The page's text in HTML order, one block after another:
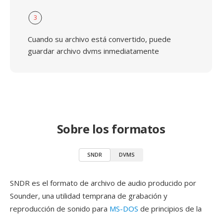
3
Cuando su archivo está convertido, puede
guardar archivo dvms inmediatamente
Sobre los formatos
SNDR DVMS
SNDR es el formato de archivo de audio producido por
Sounder, una utilidad temprana de grabación y
reproducción de sonido para MS-DOS de principios de la